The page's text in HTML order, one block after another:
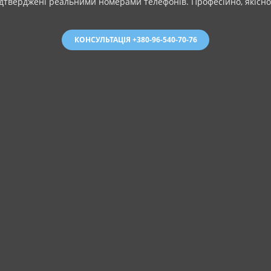
КОНСУЛЬТАЦІЯ +380-96-540-70-76